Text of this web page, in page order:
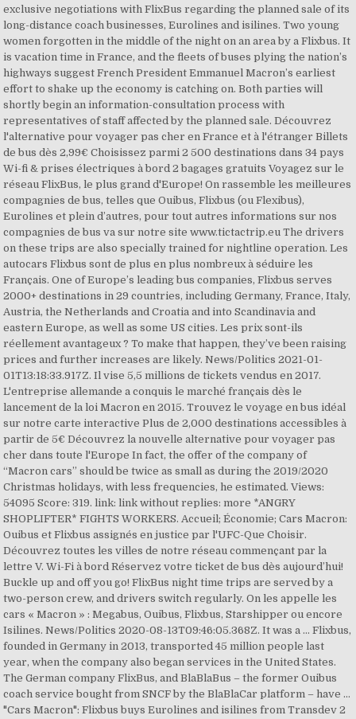
exclusive negotiations with FlixBus regarding the planned sale of its
long-distance coach businesses, Eurolines and isilines. Two young
women forgotten in the middle of the night on an area by a Flixbus. It
is vacation time in France, and the fleets of buses plying the nation’s
highways suggest French President Emmanuel Macron’s earliest
effort to shake up the economy is catching on. Both parties will
shortly begin an information-consultation process with
representatives of staff affected by the planned sale. Découvrez
l'alternative pour voyager pas cher en France et à l'étranger Billets
de bus dès 2,99€ Choisissez parmi 2 500 destinations dans 34 pays
Wi-fi & prises électriques à bord 2 bagages gratuits Voyagez sur le
réseau FlixBus, le plus grand d'Europe! On rassemble les meilleures
compagnies de bus, telles que Ouibus, Flixbus (ou Flexibus),
Eurolines et plein d’autres, pour tout autres informations sur nos
compagnies de bus va sur notre site www.tictactrip.eu The drivers
on these trips are also specially trained for nightline operation. Les
autocars Flixbus sont de plus en plus nombreux à séduire les
Français. One of Europe’s leading bus companies, Flixbus serves
2000+ destinations in 29 countries, including Germany, France, Italy,
Austria, the Netherlands and Croatia and into Scandinavia and
eastern Europe, as well as some US cities. Les prix sont-ils
réellement avantageux ? To make that happen, they’ve been raising
prices and further increases are likely. News/Politics 2021-01-
01T13:18:33.917Z. Il vise 5,5 millions de tickets vendus en 2017.
L'entreprise allemande a conquis le marché français dès le
lancement de la loi Macron en 2015. Trouvez le voyage en bus idéal
sur notre carte interactive Plus de 2,000 destinations accessibles à
partir de 5€ Découvrez la nouvelle alternative pour voyager pas
cher dans toute l'Europe In fact, the offer of the company of
“Macron cars” should be twice as small as during the 2019/2020
Christmas holidays, with less frequencies, he estimated. Views:
54095 Score: 319. link: link without replies: more *ANGRY
SHOPLIFTER* FIGHTS WORKERS. Accueil; Économie; Cars Macron:
Ouibus et Flixbus assignés en justice par l'UFC-Que Choisir.
Découvrez toutes les villes de notre réseau commençant par la
lettre V. Wi-Fi à bord Réservez votre ticket de bus dès aujourd’hui!
Buckle up and off you go! FlixBus night time trips are served by a
two-person crew, and drivers switch regularly. On les appelle les
cars « Macron » : Megabus, Ouibus, Flixbus, Starshipper ou encore
Isilines. News/Politics 2020-08-13T09:46:05.368Z. It was a … Flixbus,
founded in Germany in 2013, transported 45 million people last
year, when the company also began services in the United States.
The German company FlixBus, and BlaBlaBus – the former Ouibus
coach service bought from SNCF by the BlaBlaCar platform – have …
"Cars Macron": Flixbus buys Eurolines and isilines from Transdev 2